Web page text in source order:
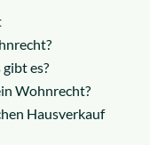
es?
Wohnrecht?
Hausverkauf